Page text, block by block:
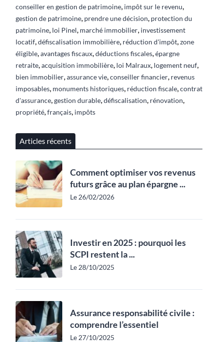
conseiller en gestion de patrimoine impôt sur le revenu
gestion de patrimoine prendre une décision protection du
patrimoine loi Pinel marché immobilier investissement
locatif défiscalisation immobilière réduction d'impôt zone
éligible avantages fiscaux déductions fiscales épargne
retraite acquisition immobilière loi Malraux logement neuf
bien immobilier assurance vie conseiller financier revenus
imposables monuments historiques réduction fiscale contrat
d'assurance gestion durable défiscalisation rénovation
propriété français impôts
Articles récents
Comment optimiser vos revenus
futurs grâce au plan épargne ...
Le 26/02/2026
Investir en 2025 : pourquoi les
SCPI restent la ...
Le 28/10/2025
Assurance responsabilité civile :
comprendre l’essentiel
Le 27/10/2025